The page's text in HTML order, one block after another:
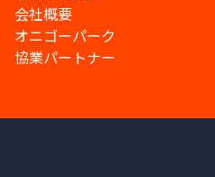
会社概要
オニゴーパーク
協業パートナー